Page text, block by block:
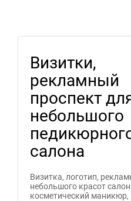
Визитки,
рекламный
проспект
небольшого
салона
Визитка, логотип,
небольшого красот
косметический маникюр,